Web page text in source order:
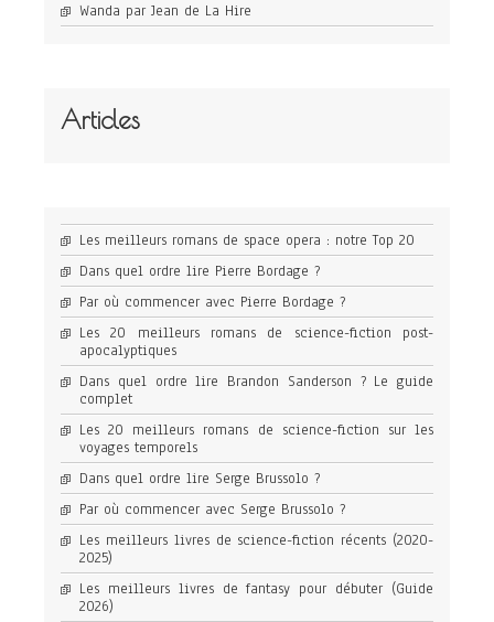
Wanda par Jean de La Hire
Articles
Les meilleurs romans de space opera : notre Top 20
Dans quel ordre lire Pierre Bordage ?
Par où commencer avec Pierre Bordage ?
Les 20 meilleurs romans de science-fiction post-
apocalyptiques
Dans quel ordre lire Brandon Sanderson ? Le guide
complet
Les 20 meilleurs romans de science-fiction sur les
voyages temporels
Dans quel ordre lire Serge Brussolo ?
Par où commencer avec Serge Brussolo ?
Les meilleurs livres de science-fiction récents (2020-
2025)
Les meilleurs livres de fantasy pour débuter (Guide
2026)